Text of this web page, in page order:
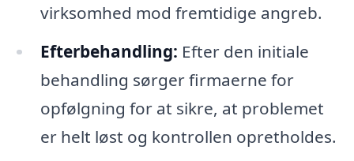
virksomhed mod fremtidige angreb.
Efterbehandling: Efter den initiale
behandling sørger firmaerne for
opfølgning for at sikre, at problemet
er helt løst og kontrollen opretholdes.